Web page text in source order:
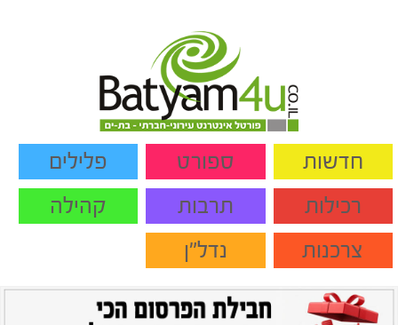
חדשות ספורט
פלילים
רכילות
תרבות
קהילה
צרכנות
נדל"ן